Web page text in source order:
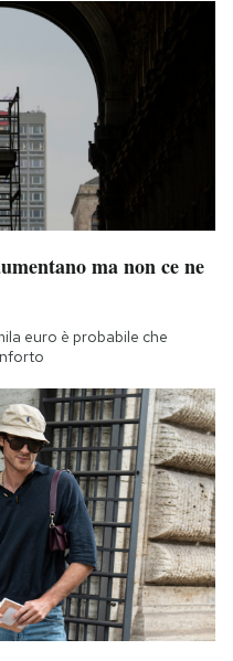
ma non ce ne
euro è probabile che